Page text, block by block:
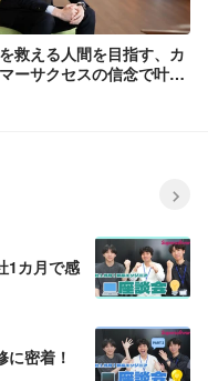
救える人間を目指す、カ
ーサクセスの信念で叶え
1カ月で感
に密着！